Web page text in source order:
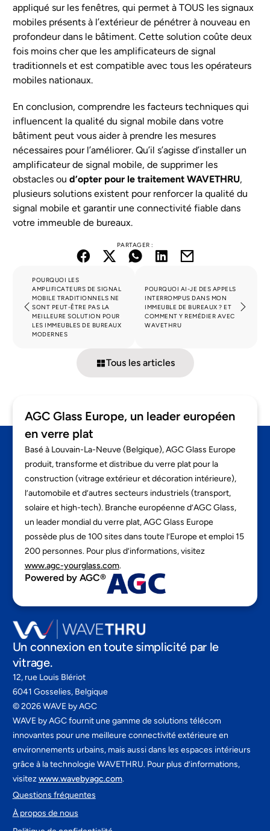
appliqué sur les fenêtres, qui permet à TOUS les signaux
mobiles présents à l’extérieur de pénétrer à nouveau en
profondeur dans le bâtiment. Cette solution coûte deux
fois moins cher que les amplificateurs de signal
traditionnels et est compatible avec tous les opérateurs
mobiles nationaux.
En conclusion, comprendre les facteurs techniques qui
influencent la qualité du signal mobile dans votre
bâtiment peut vous aider à prendre les mesures
nécessaires pour l’améliorer. Qu’il s’agisse d’installer un
amplificateur de signal mobile, de supprimer les
obstacles ou d’opter pour le traitement WAVETHRU,
plusieurs solutions existent pour renforcer la qualité du
signal mobile et garantir une connectivité fiable dans
votre immeuble de bureaux.
PARTAGER :
POURQUOI LES
AMPLIFICATEURS DE SIGNAL
MOBILE TRADITIONNELS NE
SONT PEUT-ÊTRE PAS LA
MEILLEURE SOLUTION POUR
LES IMMEUBLES DE BUREAUX
MODERNES
POURQUOI AI-JE DES APPELS
INTERROMPUS DANS MON
IMMEUBLE DE BUREAUX ? ET
COMMENT Y REMÉDIER AVEC
WAVETHRU
Tous les articles
AGC Glass Europe, un leader européen
en verre plat
Basé à Louvain-La-Neuve (Belgique), AGC Glass Europe
produit, transforme et distribue du verre plat pour la
construction (vitrage extérieur et décoration intérieure),
l’automobile et d’autres secteurs industriels (transport,
solaire et high-tech). Branche européenne d’AGC Glass,
un leader mondial du verre plat, AGC Glass Europe
possède plus de 100 sites dans toute l’Europe et emploi 15
200 personnes. Pour plus d’informations, visitez
www.agc-yourglass.com.
Powered by AGC®
WAVE by AGC fournit une gamme de solutions télécom
innovantes pour une meilleure connectivité extérieure en
environnements urbains, mais aussi dans les espaces intérieurs
grâce à la technologie WAVETHRU. Pour plus d’informations,
visitezwww.wavebyagc.com.
Questions fréquentes
À propos de nous
Un connexion en toute simplicité par le
vitrage.
12, rue Louis Blériot
6041 Gosselies, Belgique
©2026WAVE by AGC